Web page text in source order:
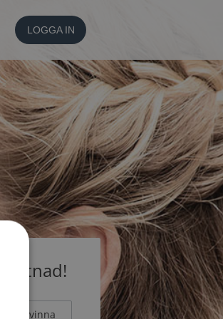
LOGGA IN
Kvinna